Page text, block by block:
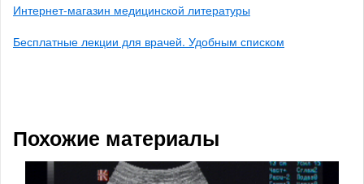
Интернет-магазин медицинской литературы
Бесплатные лекции для врачей. Удобным списком
Похожие материалы